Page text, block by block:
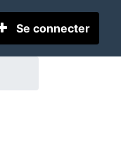
Se connecter